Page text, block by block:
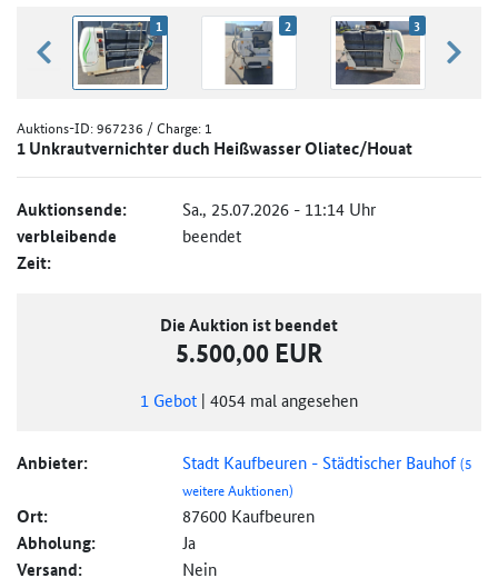
zurück blättern
1 2 3
Auktions-ID:967236 / Charge: 1
1 Unkrautvernichter duch Heißwasser Oliatec/Houat
Auktionsende: Sa., 25.07.2026 - 11:14 Uhr
verbleibende
Zeit:
beendet
Die Auktion ist beendet
5.500,00 EUR
1 Gebot | 4054 mal angesehen
Anbieter: Stadt Kaufbeuren - Städtischer Bauhof(5
weitere Auktionen)
Ort: 87600 Kaufbeuren
Abholung: Ja
Versand: Nein